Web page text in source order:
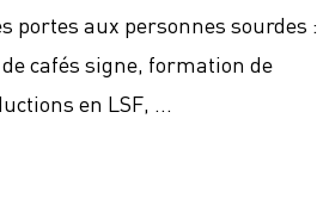
portes aux personnes sourdes :
cafés signe, formation de
en LSF, ...